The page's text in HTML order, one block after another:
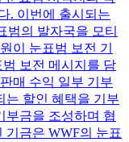
. 이번에 출시되는
범의 발자국을 모티
이 눈표범 보전 기
보전 메시지를 담
매 수익 일부 기부
는 할인 혜택을 기부
부금을 조성하며 협
기금은 WWF의 눈표